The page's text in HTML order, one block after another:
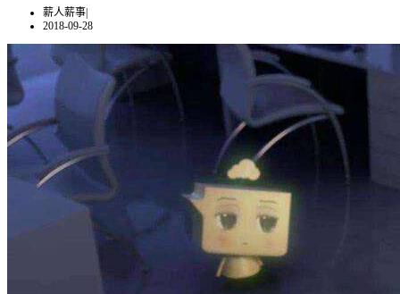
薪人薪事|
2018-09-28